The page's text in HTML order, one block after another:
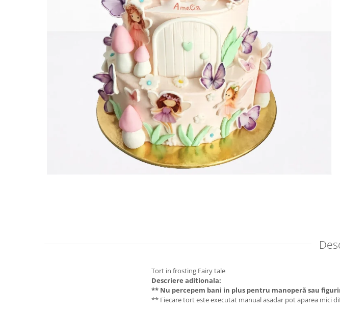
Torturi in frosting- crema pentru
Tort in frosting Fairy tale
Descriere aditionala:
** Nu percepem bani in plus pentru manoperă sau
** Fiecare tort este executat manual asadar pot aparea mici